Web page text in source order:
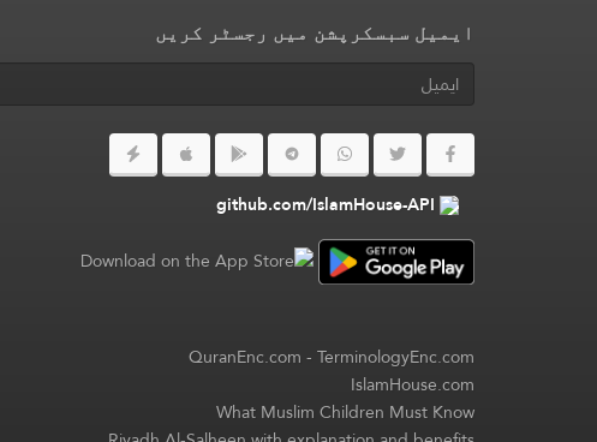
ایمیل سبسکرپشن میں رجسٹر کریں
github.com/IslamHouse-API
QuranEnc.com-TerminologyEnc.com
IslamHouse.com
What Muslim Children Must Know